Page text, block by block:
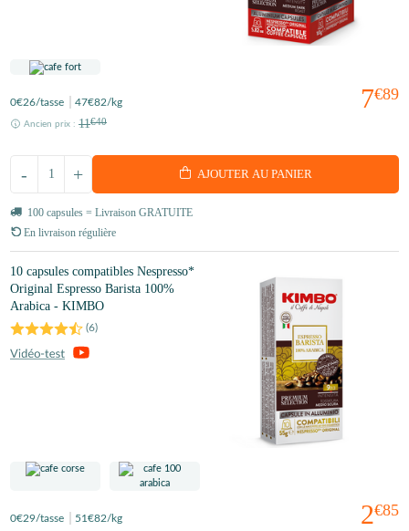
7€89
0€26/tasse 47€82/kg
Ancien prix : 11€40
+
- AJOUTER AU PANIER
100 capsules = Livraison GRATUITE
En livraison régulière
10 capsules compatibles Nespresso*
Original Espresso Barista 100%
Arabica - KIMBO
(6)
2€85
0€29/tasse 51€82/kg